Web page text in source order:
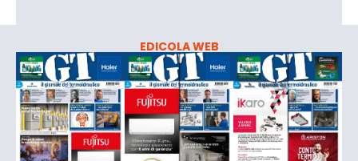
EDICOLA WEB